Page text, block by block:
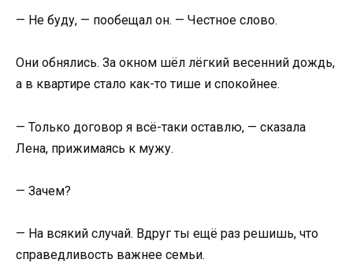
— Не буду, — пообещал он. — Честное слово.
Они обнялись. За окном шёл лёгкий весенний дождь,
а в квартире стало как-то тише и спокойнее.
— Только договор я всё-таки оставлю, — сказала
Лена, прижимаясь к мужу.
— Зачем?
— На всякий случай. Вдруг ты ещё раз решишь, что
справедливость важнее семьи.